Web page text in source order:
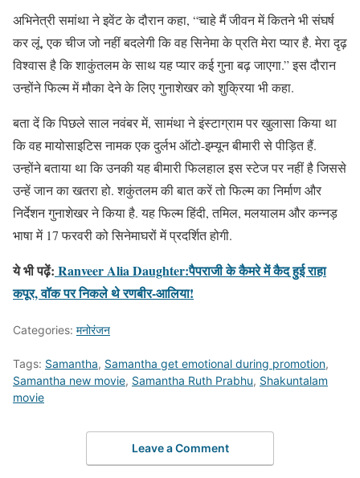
अभिनेत्री समांथा ने इवेंट के दौरान कहा, “चाहे मैं जीवन में कितने भी संघर्ष
कर लूं, एक चीज जो नहीं बदलेगी कि वह सिनेमा के प्रति मेरा प्यार है. मेरा दृढ़
विश्वास है कि शाकुंतलम के साथ यह प्यार कई गुना बढ़ जाएगा.” इस दौरान
उन्होंने फिल्म में मौका देने के लिए गुनाशेखर को शुक्रिया भी कहा.
बता दें कि पिछले साल नवंबर में, सामंथा ने इंस्टाग्राम पर खुलासा किया था
कि वह मायोसाइटिस नामक एक दुर्लभ ऑटो-इम्यून बीमारी से पीड़ित हैं.
उन्होंने बताया था कि उनकी यह बीमारी फिलहाल इस स्टेज पर नहीं है जिससे
उन्हें जान का खतरा हो. शकुंतलम की बात करें तो फिल्म का निर्माण और
निर्देशन गुनाशेखर ने किया है. यह फिल्म हिंदी, तमिल, मलयालम और कन्नड़
भाषा में 17 फरवरी को सिनेमाघरों में प्रदर्शित होगी.
ये भी पढ़ें: Ranveer Alia Daughter:पैपराजी के कैमरे में कैद हुई राहा
कपूर, वॉक पर निकले थे रणबीर-आलिया!
Categories: मनोरंजन
Tags: Samantha, Samantha get emotional during promotion,
Samantha new movie, Samantha Ruth Prabhu, Shakuntalam
movie
Leave a Comment